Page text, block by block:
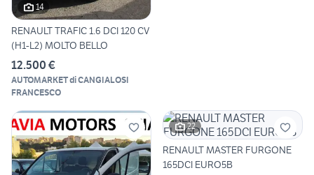
14
RENAULT TRAFIC 1.6 DCI 120 CV
(H1-L2) MOLTO BELLO
12.500 €
AUTOMARKET di CANGIALOSI
FRANCESCO
22
RENAULT MASTER FURGONE
165DCI EURO5B